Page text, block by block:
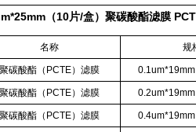
（10片/盒）聚碳酸酯滤膜
名称 规
聚碳酸酯（ PCTE）滤膜 0.1um*19mm
聚碳酸酯（ PCTE）滤膜 0.2um*19mm
聚碳酸酯（ PCTE）滤膜 0.4um*19mm